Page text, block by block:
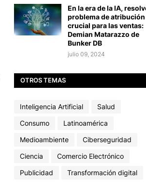
En la era de la IA,
problema de atribución
crucial para las ventas:
Demian Matarazzo de
Bunker DB
julio 09, 2024
OTROS TEMAS
Inteligencia Artificial
Salud
Consumo
Latinoamérica
Medioambiente
Ciberseguridad
Ciencia
Comercio Electrónico
Publicidad
Transformación digital